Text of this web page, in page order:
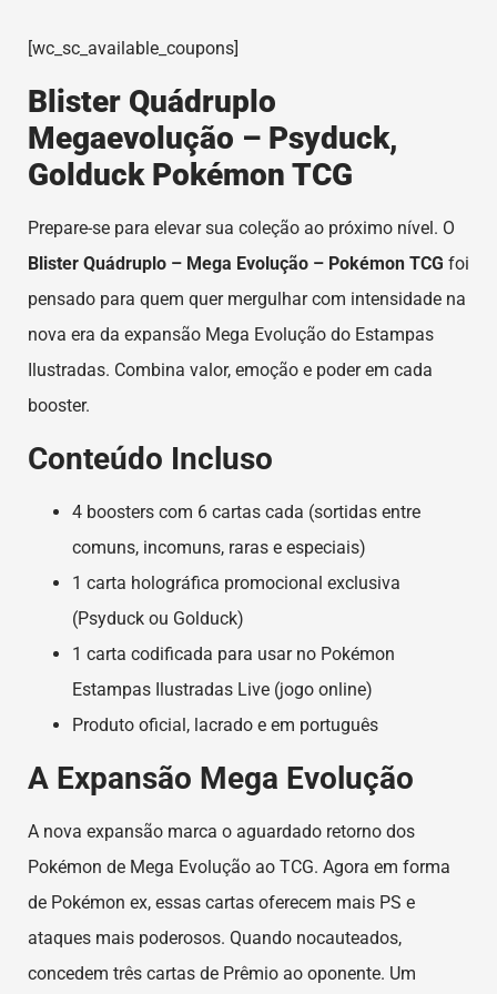
[wc_sc_available_coupons]
Blister Quádruplo
Megaevolução – Psyduck,
Golduck Pokémon TCG
Prepare-se para elevar sua coleção ao próximo nível. O
Blister Quádruplo – Mega Evolução – Pokémon TCG foi
pensado para quem quer mergulhar com intensidade na
nova era da expansão Mega Evolução do Estampas
Ilustradas. Combina valor, emoção e poder em cada
booster.
Conteúdo Incluso
4 boosters com 6 cartas cada (sortidas entre
comuns, incomuns, raras e especiais)
1 carta holográfica promocional exclusiva
(Psyduck ou Golduck)
1 carta codificada para usar no Pokémon
Estampas Ilustradas Live (jogo online)
Produto oficial, lacrado e em português
A Expansão Mega Evolução
A nova expansão marca o aguardado retorno dos
Pokémon de Mega Evolução ao TCG. Agora em forma
de Pokémon ex, essas cartas oferecem mais PS e
ataques mais poderosos. Quando nocauteados,
concedem três cartas de Prêmio ao oponente. Um